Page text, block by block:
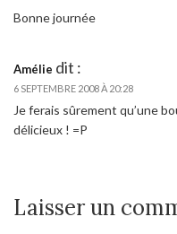
Bonne journée
Amélie dit :
6 SEPTEMBRE 2008 À 20:28
Je ferais sûrement qu’une
délicieux ! =P
Laisser un